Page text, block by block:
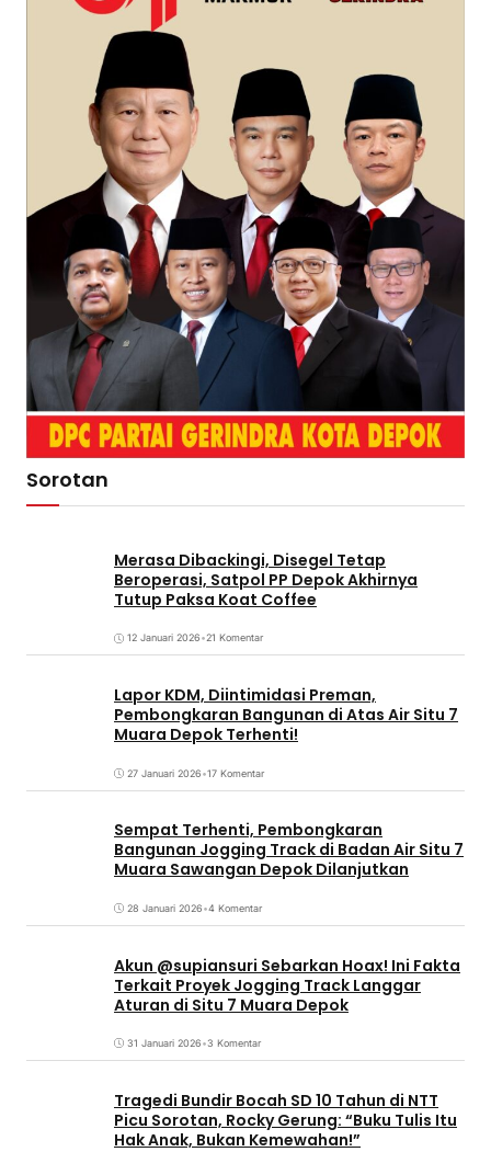
Sorotan
Merasa Dibackingi, Disegel Tetap
Beroperasi, Satpol PP Depok Akhirnya
Tutup Paksa Koat Coffee
12 Januari 2026•21 Komentar
Lapor KDM, Diintimidasi Preman,
Pembongkaran Bangunan di Atas Air Situ 7
Muara Depok Terhenti!
27 Januari 2026•17 Komentar
Sempat Terhenti, Pembongkaran
Bangunan Jogging Track di Badan Air Situ 7
Muara Sawangan Depok Dilanjutkan
28 Januari 2026•4 Komentar
Akun @supiansuri Sebarkan Hoax! Ini Fakta
Terkait Proyek Jogging Track Langgar
Aturan di Situ 7 Muara Depok
31 Januari 2026•3 Komentar
Tragedi Bundir Bocah SD 10 Tahun di NTT
Picu Sorotan, Rocky Gerung: “Buku Tulis Itu
Hak Anak, Bukan Kemewahan!”